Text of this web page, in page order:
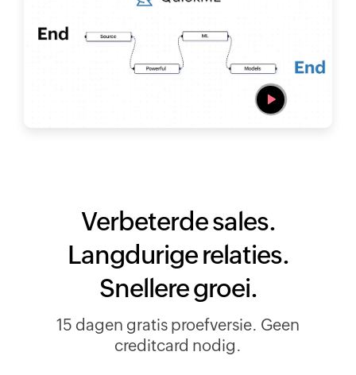
Verbeterde sales.
Langdurige relaties.
Snellere groei.
15 dagen gratis proefversie. Geen
creditcard nodig.